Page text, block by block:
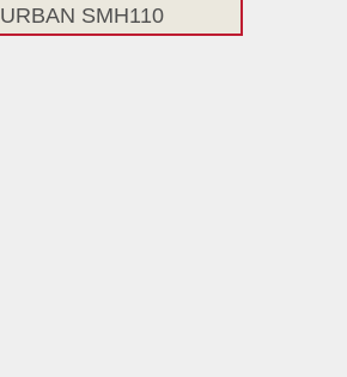
URBAN SMH110